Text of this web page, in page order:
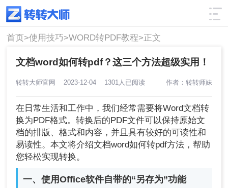
使用技巧 筛选
首页>使用技巧>WORD转PDF教程>正文
文档word如何转pdf？这三个方法超级实用！
转转大师官网 2023-12-04 1301人已阅读 作者：转转师妹
在日常生活和工作中，我们经常需要将Word文档转
换为PDF格式。转换后的PDF文件可以保持原始文
档的排版、格式和内容，并且具有较好的可读性和
易读性。本文将介绍文档word如何转pdf方法，帮助
您轻松实现转换。
一、使用Office软件自带的“另存为”功能